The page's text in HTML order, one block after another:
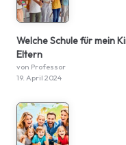
Welche Schule für mein
Eltern
von Professor
19. April 2024